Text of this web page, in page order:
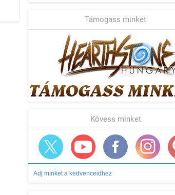
Támogass minket
Kövess minket
Adj minket a kedvenceidhez